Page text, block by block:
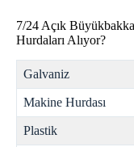
7/24 Açık
Hurdaları Alıyor?
Galvaniz
Makine Hurdası
Plastik